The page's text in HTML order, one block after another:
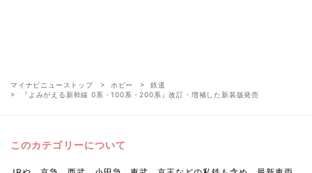
マイナビニューストップ ホビー
鉄道
『よみがえる新幹線 0系・100系・200系』改訂・増補した新装版発売
このカテゴリーについて